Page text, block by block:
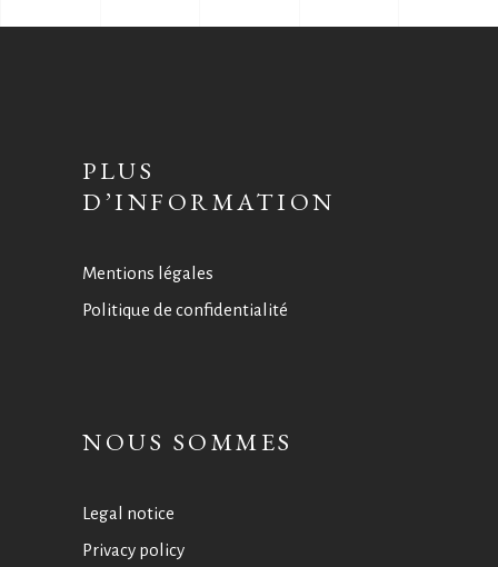
PLUS
D’INFORMATION
Mentions légales
Politique de confidentialité
NOUS SOMMES
Legal notice
Privacy policy